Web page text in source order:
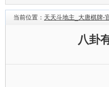
当前位置： 天天斗地主_大唐棋牌-
八卦